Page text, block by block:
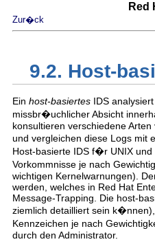
Red
Zur�ck
9.2. Host-
Ein host-basiertes IDS
missbr�uchlicher Absicht
konsultieren verschiedene
und vergleichen diese Logs mit
Host-basierte IDS f�r UNIX
Vorkommnisse je nach
wichtigen Kernelwarnungen).
werden, welches in Red Hat
Message-Trapping. Die host-
ziemlich detailliert sein
Kennzeichen je nach
durch den Administrator.